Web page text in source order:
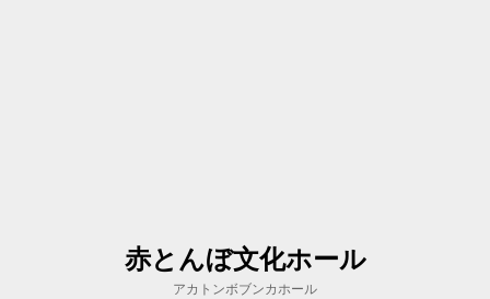
赤とんぼ文化ホール
アカトンボブンカホール